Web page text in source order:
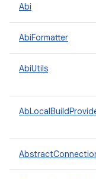
Abi
AbiFormatter
AbiUtils